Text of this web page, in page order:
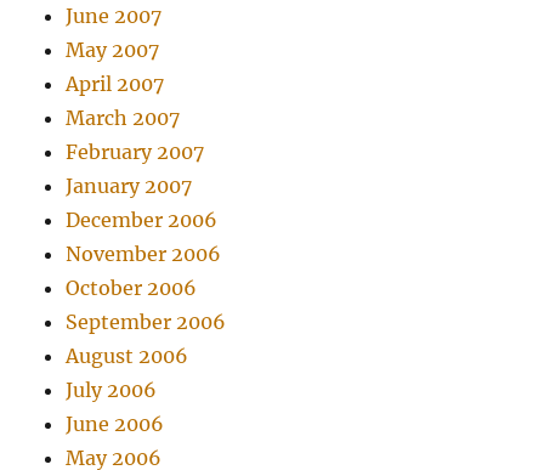
June 2007
May 2007
April 2007
March 2007
February 2007
January 2007
December 2006
November 2006
October 2006
September 2006
August 2006
July 2006
June 2006
May 2006